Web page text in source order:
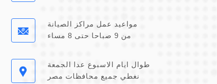
مواعيد عمل مراكز الصيانة
من 9 صباحا حتى 8 مساء
طوال ايام الاسبوع عدا الجمعة
نغطي جميع محافظات مصر